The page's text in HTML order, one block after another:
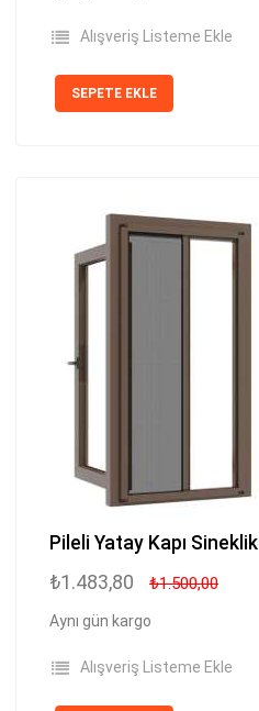
Alışveriş Listeme Ekle
SEPETE EKLE
Pileli Yatay Kapı Sineklik
₺1.483,80 ₺1.500,00
Aynı gün kargo
Alışveriş Listeme Ekle